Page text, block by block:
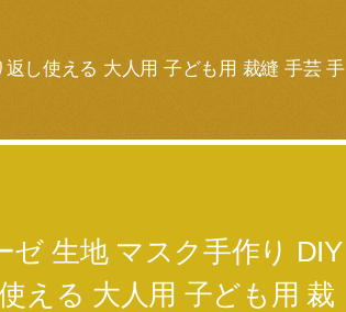
し使える 大人用 子ども用 裁縫 手芸 手
ゼ 生地 マスク手作り DIY
える 大人用 子ども用 裁